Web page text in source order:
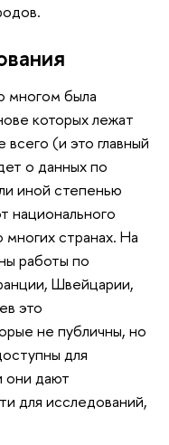
многом была
которых лежат
(и это главный
о данных по
иной степенью
национального
странах. На
работы по
Швейцарии,
это
не публичны, но
для
они дают
для исследований,